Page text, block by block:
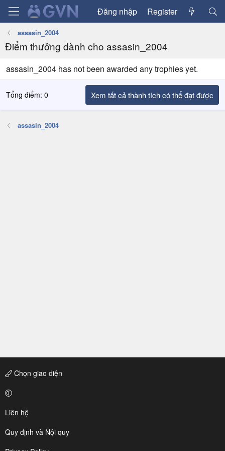
Đăng nhập Register
assasin_2004
Điểm thưởng dành cho assasin_2004
assasin_2004 has not been awarded any trophies yet.
Tổng điểm: 0 Xem tất cả thành tích có thể đạt được
assasin_2004
Chọn giao diện
Liên hệ
Quy định và Nội quy